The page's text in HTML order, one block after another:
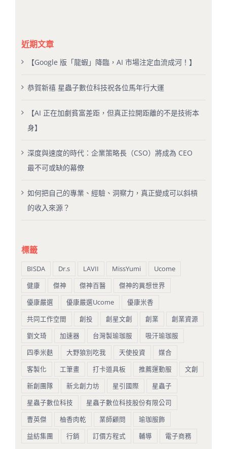
近期文章
【Google 版「龍蝦」降臨，AI 市場注定血流成河！】
恭賀新禧 星蟲子數位科技祝各位馬年行大運
【AI 正在加劇貧富差距，但真正拉開距離的不是技術本
身】
深度與速度的時代：企業策略長（CSO）將成為 CEO
最不可或缺的幕僚
如何把自己的專業、經驗、洞察力，真正變成可以斜槓
的收入來源？
標籤
BISDA Dr.s LAVII MissYumi
Ucome
健康
傑神 傑神百醫
傑神的異想世界
優康嚴選
優康嚴選Ucome
優康米香
共同工作空間
創投 創星文創 創業
創業資源
劉文琦
加速器 台灣製瑜珈服
吸汗瑜珈服
四季米麩
大野狼別吃我 天使投資
媒合
客製化
工筆畫 打卡道具板 推薦運動服
文創
新創團隊
新北創力坊 星引國際
星蟲子
星蟲子數位科技
星蟲子數位科技股份有限公司
曹英傑
柚香肉乾 業師顧問
瑜珈服飾
益紡集團
行銷 訂價方程式 輔導 電子商務